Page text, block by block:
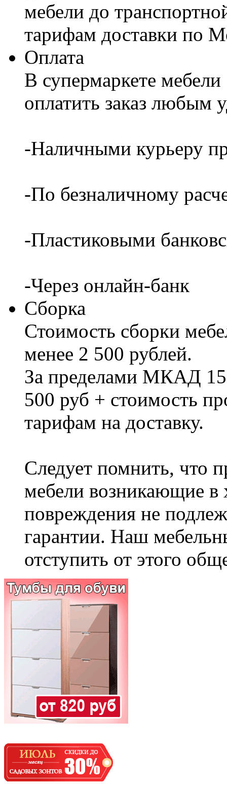
мебели до
тарифам доставки по
Оплата
В супермаркете
оплатить заказ любым
-Наличными курьеру
-По безналичному
-Пластиковыми
-Через онлайн-банк
Сборка
Стоимость сборки
менее 2 500 рублей.
За пределами МКАД
500 руб + стоимость
тарифам на доставку.
Следует помнить, что
мебели возникающие в
повреждения не
гарантии. Наш
отступить от этого